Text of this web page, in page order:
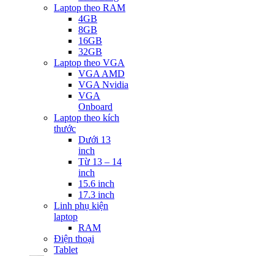
Laptop theo RAM
4GB
8GB
16GB
32GB
Laptop theo VGA
VGA AMD
VGA Nvidia
VGA
Onboard
Laptop theo kích
thước
Dưới 13
inch
Từ 13 – 14
inch
15.6 inch
17.3 inch
Linh phụ kiện
laptop
RAM
Điện thoại
Tablet